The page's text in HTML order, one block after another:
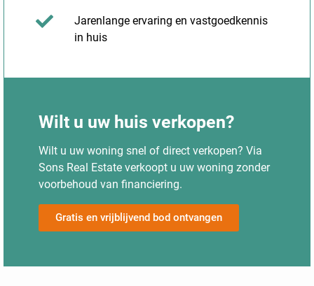
Jarenlange ervaring en vastgoedkennis
in huis
Wilt u uw huis verkopen?
Wilt u uw woning snel of direct verkopen? Via
Sons Real Estate verkoopt u uw woning zonder
voorbehoud van financiering.
Gratis en vrijblijvend bod ontvangen